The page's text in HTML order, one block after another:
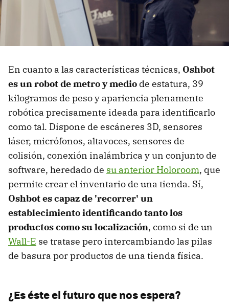
En cuanto a las características técnicas, Oshbot
es un robot de metro y medio de estatura, 39
kilogramos de peso y apariencia plenamente
robótica precisamente ideada para identificarlo
como tal. Dispone de escáneres 3D, sensores
láser, micrófonos, altavoces, sensores de
colisión, conexión inalámbrica y un conjunto de
software, heredado de su anterior Holoroom, que
permite crear el inventario de una tienda. Sí,
Oshbot es capaz de 'recorrer' un
establecimiento identificando tanto los
productos como su localización, como si de un
Wall-E se tratase pero intercambiando las pilas
de basura por productos de una tienda física.
¿Es éste el futuro que nos espera?